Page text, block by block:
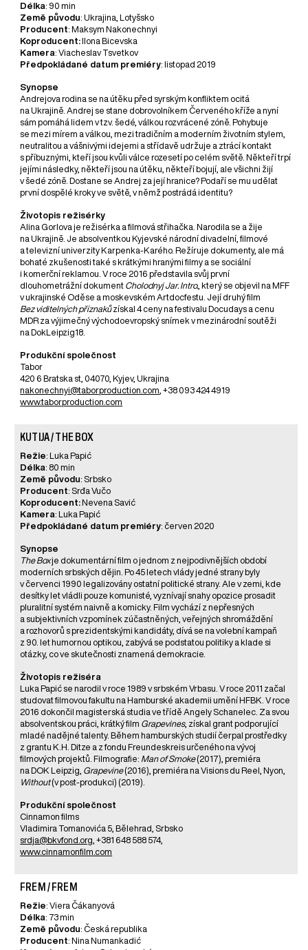
Délka: 90 min
Země původu: Ukrajina, Lotyšsko
Producent: Maksym Nakonechnyi
Koproducent: Ilona Bicevska
Kamera: Viacheslav Tsvetkov
Předpokládané datum premiéry: listopad 2019
Synopse
Andrejova rodina se na útěku před syrským konfliktem ocitá
na Ukrajině. Andrej se stane dobrovolníkem Červeného kříže a nyní
sám pomáhá lidem v tzv. šedé, válkou rozvrácené zóně. Pohybuje
se mezi mírem a válkou, mezi tradičním a moderním životním stylem,
neutralitou a vášnivými idejemi a střídavě udržuje a ztrácí kontakt
s příbuznými, kteří jsou kvůli válce rozesetí po celém světě. Někteří trpí
jejími následky, někteří jsou na útěku, někteří bojují, ale všichni žijí
v šedé zóně. Dostane se Andrej za její hranice? Podaří se mu udělat
první dospělé kroky ve světě, v němž postrádá identitu?
Životopis režisérky
Alina Gorlova je režisérka a filmová střihačka. Narodila se a žije
na Ukrajině. Je absolventkou Kyjevské národní divadelní, filmové
a televizní univerzity Karpenka-Karého. Režíruje dokumenty, ale má
bohaté zkušenosti také s krátkými hranými filmy a se sociální
i komerční reklamou. V roce 2016 představila svůj první
dlouhometrážní dokument Cholodnyj Jar. Intro. , který se objevil na MFF
v ukrajinské Oděse a moskevském Artdocfestu. Její druhý film
Bez viditelných příznakůzískal 4 ceny na festivalu Docudays a cenu
MDR za výjimečný východoevropský snímek v mezinárodní soutěži
na DokLeipzig18.
Produkční společnost
Tabor
420 6 Bratska st, 04070, Kyjev, Ukrajina
nakonechnyi@taborproduction.com , +38 093 424 4919
www.taborproduction.com
KUTIJA / THE BOX
Režie: Luka Papić
Délka: 80 min
Země původu: Srbsko
Producent: Srđa Vučo
Koproducent: Nevena Savić
Kamera: Luka Papić
Předpokládané datum premiéry: červen 2020
Synopse
The Boxje dokumentární film o jednom z nejpodivnějších období
moderních srbských dějin. Po 45 letech vlády jedné strany byly
v červenci 1990 legalizovány ostatní politické strany. Ale v zemi, kde
desítky let vládli pouze komunisté, vyznívají snahy opozice prosadit
pluralitní systém naivně a komicky. Film vychází z nepřesných
a subjektivních vzpomínek zúčastněných, veřejných shromáždění
a rozhovorů s prezidentskými kandidáty, dívá se na volební kampaň
z 90. let humornou optikou, zabývá se podstatou politiky a klade si
otázky, co ve skutečnosti znamená demokracie.
Životopis režiséra
Luka Papić se narodil v roce 1989 v srbském Vrbasu. V roce 2011 začal
studovat filmovou fakultu na Hamburské akademii umění HFBK. V roce
2016 dokončil magisterská studia ve třídě Angely Schanelec. Za svou
absolventskou práci, krátký film Grapevines, získal grant podporující
mladé nadějné talenty. Během hamburských studií čerpal prostředky
z grantu K.H. Ditze a z fondu Freundeskreis určeného na vývoj
filmových projektů. Filmografie: Man of Smoke(2017), premiéra
na DOK Leipzig, Grapevine(2016), premiéra na Visions du Reel, Nyon,
Without(v post-produkci) (2019).
Produkční společnost
Cinnamon films
Vladimira Tomanovića 5, Bělehrad, Srbsko
srdja@bkvfond.org , +381 648 588 574,
www.cinnamonfilm.com
FREM / FREM
Režie: Viera Čákanyová
Délka: 73 min
Země původu: Česká republika
Producent: Nina Numankadić